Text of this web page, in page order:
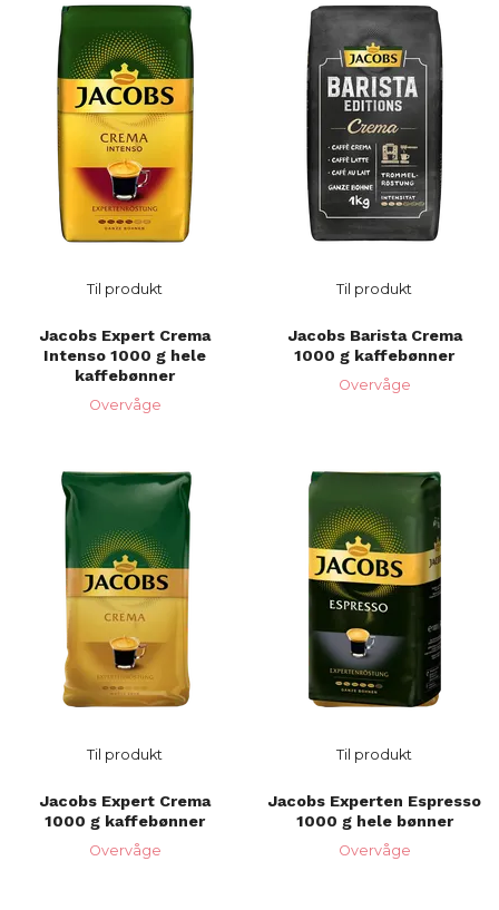
Til produkt
Jacobs Expert Crema
Intenso 1000 g hele
kaffebønner
Overvåge
Til produkt
Jacobs Barista Crema
1000 g kaffebønner
Overvåge
Til produkt
Jacobs Expert Crema
1000 g kaffebønner
Overvåge
Til produkt
Jacobs Experten Espresso
1000 g hele bønner
Overvåge